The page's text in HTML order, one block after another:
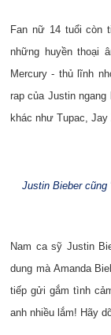
Fan nữ 14 tuổi còn
những huyền thoại
Mercury - thủ lĩnh
rap của Justin
khác như Tupac,
Justin Bieber cũng
Nam ca sỹ Justin
dung mà Amanda
tiếp gửi gắm tình
anh nhiều lắm! Hãy